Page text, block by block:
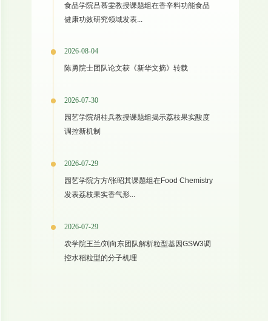
食品学院吕慕雯教授课题组在香辛料功能食品
健康功效研究领域发表...
2026-08-04
陈勇院士团队论文获《新华文摘》转载
2026-07-30
园艺学院胡桂兵教授课题组揭示荔枝果实酸度
调控新机制
2026-07-29
园艺学院方方/张昭其课题组在Food Chemistry
发表荔枝果实香气形...
2026-07-29
农学院王兰/刘向东团队解析粒型基因GSW3调
控水稻粒型的分子机理